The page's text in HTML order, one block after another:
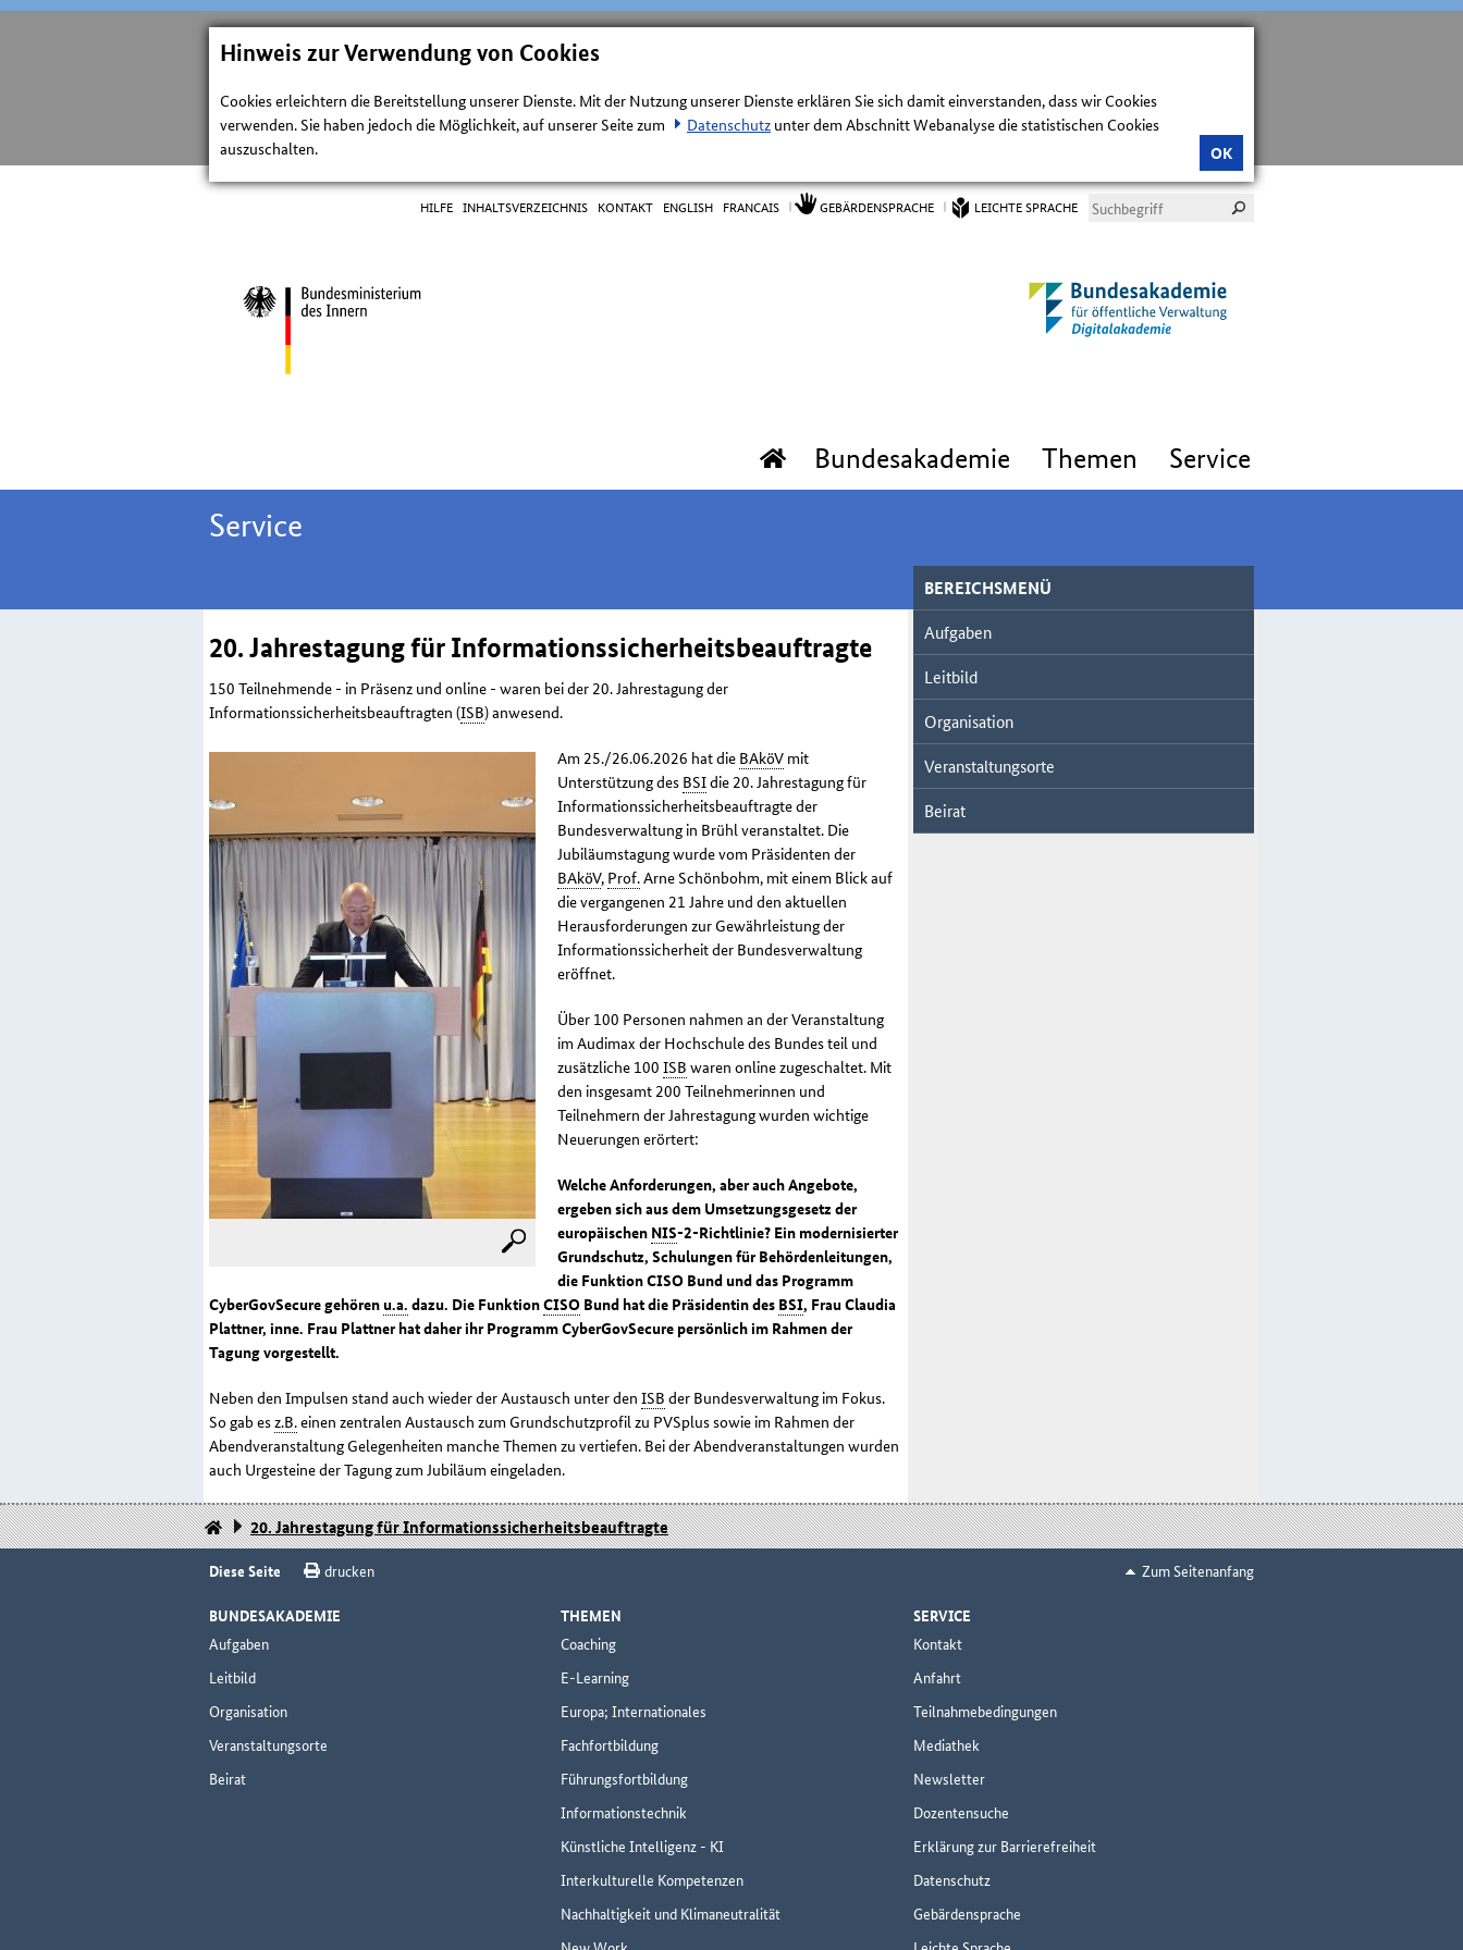
Hinweis zur Verwendung von Cookies
Cookies erleichtern die Bereitstellung unserer Dienste. Mit der Nutzung unserer Dienste erklären Sie sich damit einverstanden, dass wir Cookies
verwenden. Sie haben jedoch die Möglichkeit, auf unserer Seite zum
Datenschutz unter dem Abschnitt Webanalyse die statistischen Cookies
auszuschalten.
OK
HILFE INHALTSVERZEICHNIS KONTAKT ENGLISH FRANCAIS GEBÄRDENSPRACHE LEICHTE SPRACHE
Bundesakademie Themen Service
Service
20. Jahrestagung für Informationssicherheitsbeauftragte
150 Teilnehmende - in Präsenz und online - waren bei der 20. Jahrestagung der
Informationssicherheitsbeauftragten (ISB) anwesend.
Am 25./26.06.2026 hat die BAköV mit
Unterstützung des BSIdie 20. Jahrestagung für
Informationssicherheitsbeauftragte der
Bundesverwaltung in Brühl veranstaltet. Die
Jubiläumstagung wurde vom Präsidenten der
BAköV, Prof.Arne Schönbohm, mit einem Blick auf
die vergangenen 21 Jahre und den aktuellen
Herausforderungen zur Gewährleistung der
Informationssicherheit der Bundesverwaltung
eröffnet.
Über 100 Personen nahmen an der Veranstaltung
im Audimax der Hochschule des Bundes teil und
zusätzliche 100 ISB waren online zugeschaltet. Mit
den insgesamt 200 Teilnehmerinnen und
Teilnehmern der Jahrestagung wurden wichtige
Neuerungen erörtert:
Welche Anforderungen, aber auch Angebote,
ergeben sich aus dem Umsetzungsgesetz der
europäischen NIS-2-Richtlinie? Ein modernisierter
Grundschutz, Schulungen für Behördenleitungen,
die Funktion CISO Bund und das Programm
CyberGovSecuregehörenu.a. dazu. Die FunktionCISO Bund hat die Präsidentin des BSI, Frau Claudia
Plattner, inne. Frau Plattner hat daher ihr Programm CyberGovSecure persönlich im Rahmen der
Tagung vorgestellt.
Neben den Impulsen stand auch wieder der Austausch unter den ISB der Bundesverwaltung im Fokus.
So gab esz.B.einen zentralen Austausch zum Grundschutzprofil zu PVSplus sowie im Rahmen der
Abendveranstaltung Gelegenheiten manche Themen zu vertiefen. Bei der Abendveranstaltungen wurden
auch Urgesteine der Tagung zum Jubiläum eingeladen.
BEREICHSMENÜ
Aufgaben
Leitbild
Organisation
Veranstaltungsorte
Beirat
20. Jahrestagung für Informationssicherheitsbeauftragte
Diese Seite drucken Zum Seitenanfang
BUNDESAKADEMIE
Aufgaben
Leitbild
Organisation
Veranstaltungsorte
Beirat
THEMEN
Coaching
E-Learning
Europa; Internationales
Fachfortbildung
Führungsfortbildung
Informationstechnik
Künstliche Intelligenz - KI
Interkulturelle Kompetenzen
Nachhaltigkeit und Klimaneutralität
SERVICE
Kontakt
Anfahrt
Teilnahmebedingungen
Mediathek
Newsletter
Dozentensuche
Erklärung zur Barrierefreiheit
Datenschutz
Gebärdensprache